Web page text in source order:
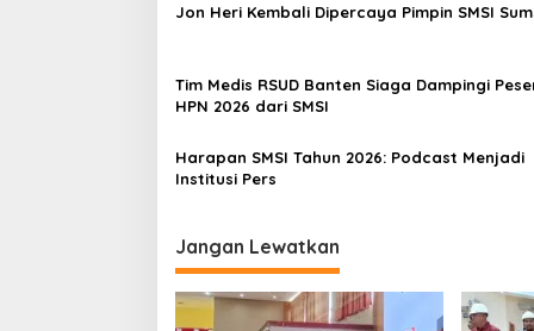
i
o
s
Jon Heri Kembali Dipercaya Pimpin SMSI
Tim Medis RSUD Banten Siaga Dampingi
HPN 2026 dari SMSI
Harapan SMSI Tahun 2026: Podcast Menjadi
Institusi Pers
Jangan Lewatkan